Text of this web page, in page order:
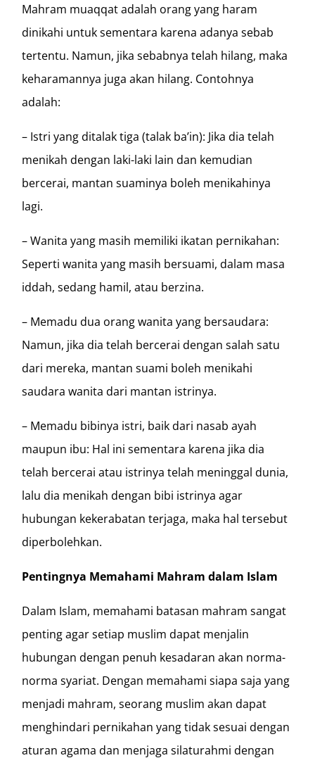
Mahram muaqqat adalah orang yang haram
dinikahi untuk sementara karena adanya sebab
tertentu. Namun, jika sebabnya telah hilang, maka
keharamannya juga akan hilang. Contohnya
adalah:
– Istri yang ditalak tiga (talak ba’in): Jika dia telah
menikah dengan laki-laki lain dan kemudian
bercerai, mantan suaminya boleh menikahinya
lagi.
– Wanita yang masih memiliki ikatan pernikahan:
Seperti wanita yang masih bersuami, dalam masa
iddah, sedang hamil, atau berzina.
– Memadu dua orang wanita yang bersaudara:
Namun, jika dia telah bercerai dengan salah satu
dari mereka, mantan suami boleh menikahi
saudara wanita dari mantan istrinya.
– Memadu bibinya istri, baik dari nasab ayah
maupun ibu: Hal ini sementara karena jika dia
telah bercerai atau istrinya telah meninggal dunia,
lalu dia menikah dengan bibi istrinya agar
hubungan kekerabatan terjaga, maka hal tersebut
diperbolehkan.
Pentingnya Memahami Mahram dalam Islam
Dalam Islam, memahami batasan mahram sangat
penting agar setiap muslim dapat menjalin
hubungan dengan penuh kesadaran akan norma-
norma syariat. Dengan memahami siapa saja yang
menjadi mahram, seorang muslim akan dapat
menghindari pernikahan yang tidak sesuai dengan
aturan agama dan menjaga silaturahmi dengan